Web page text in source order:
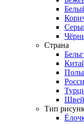
Страна
Тип